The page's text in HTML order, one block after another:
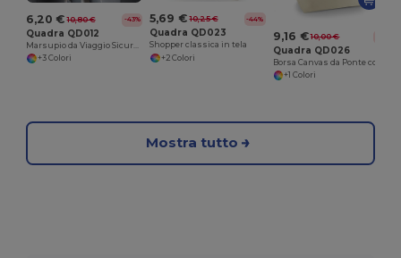
6,20 € 10,80 € -43%
Quadra QD012
+3 Colori
5,69 € 10,25 € -44%
Quadra QD023
Shopper classica in tela
+2 Colori
9,16 € 10,00 €
Quadra QD026
+1 Colori
Mostra tutto